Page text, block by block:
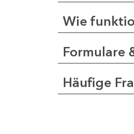
Wie
Formulare
Häufige